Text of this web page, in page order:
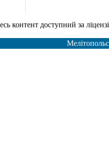
ліцензією Creative